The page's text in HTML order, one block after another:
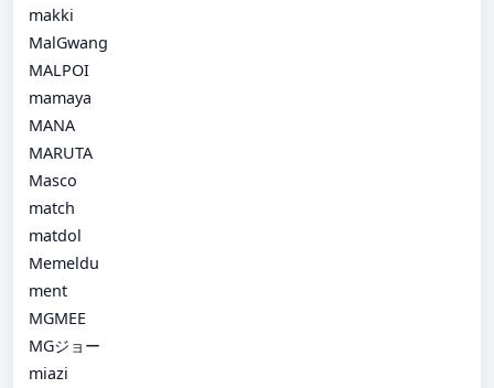
makki
MalGwang
MALPOI
mamaya
MANA
MARUTA
Masco
match
matdol
Memeldu
ment
MGMEE
MGジョー
miazi